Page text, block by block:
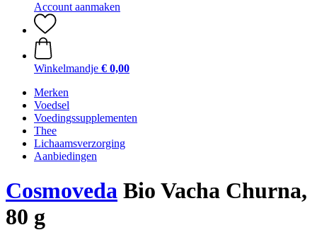
Account aanmaken
Winkelmandje € 0,00
Merken
Voedsel
Voedingssupplementen
Thee
Lichaamsverzorging
Aanbiedingen
Cosmoveda Bio Vacha Churna,
80 g